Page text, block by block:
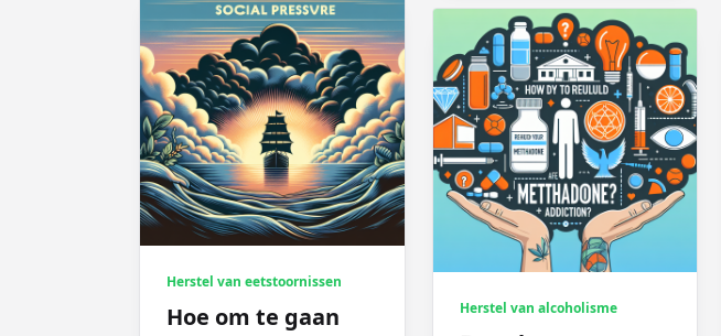
Herstel van eetstoornissen
Hoe om te gaan
Herstel van alcoholisme